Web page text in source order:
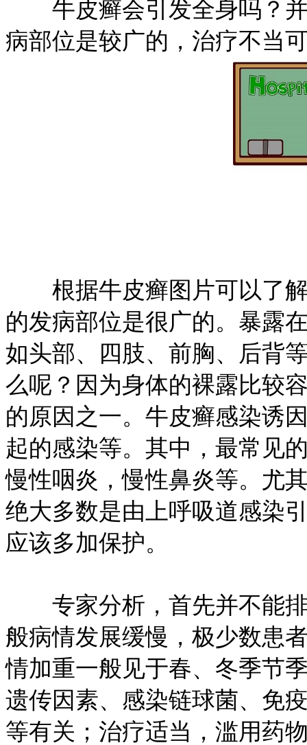
牛皮癣会引发全身吗？并
病部位是较广的，治疗不当
根据牛皮癣图片可以了解
的发病部位是很广的。暴露
如头部、四肢、前胸、后背
么呢？因为身体的裸露比较
的原因之一。牛皮癣感染诱
起的感染等。其中，最常见
慢性咽炎，慢性鼻炎等。尤
绝大多数是由上呼吸道感染
应该多加保护。
专家分析，首先并不能排
般病情发展缓慢，极少数患
情加重一般见于春、冬季节
遗传因素、感染链球菌、免
等有关；治疗适当，滥用药